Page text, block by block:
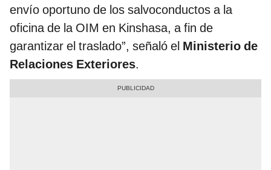
envío oportuno de los salvoconductos a la
oficina de la OIM en Kinshasa, a fin de
garantizar el traslado”, señaló el Ministerio de
Relaciones Exteriores.